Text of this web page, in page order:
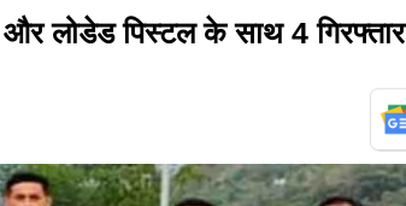
लोडेड पिस्टल के साथ 4 गिरफ्तार